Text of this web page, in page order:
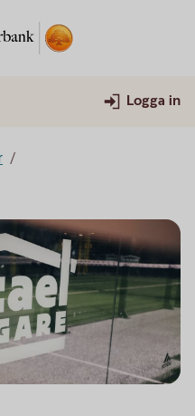
Logga in